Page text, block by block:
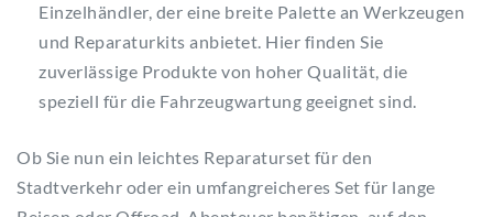
Einzelhändler, der eine breite Palette an Werkzeugen
und Reparaturkits anbietet. Hier finden Sie
zuverlässige Produkte von hoher Qualität, die
speziell für die Fahrzeugwartung geeignet sind.
Ob Sie nun ein leichtes Reparaturset für den
Stadtverkehr oder ein umfangreicheres Set für lange